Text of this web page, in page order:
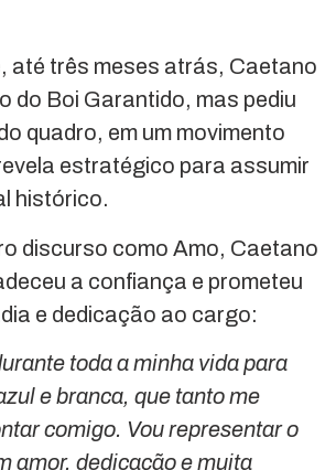
até três meses atrás, Caetano
do Boi Garantido, mas pediu
quadro, em um movimento
estratégico para assumir
histórico.
discurso como Amo, Caetano
a confiança e prometeu
e dedicação ao cargo:
toda a minha vida para
e branca, que tanto me
comigo. Vou representar o
amor, dedicação e muita